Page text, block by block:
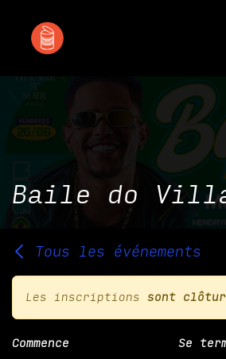
Baile do
Tous les événements
Les inscriptions sont
Commence Se